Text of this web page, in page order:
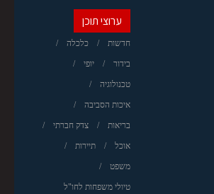
ערוצי תוכן
חדשות כלכלה
בידור יופי
טכנולוגיה
איכות הסביבה
בריאות צדק חברתי
אוכל תיירות
משפט
טיולי משפחות לחו"ל